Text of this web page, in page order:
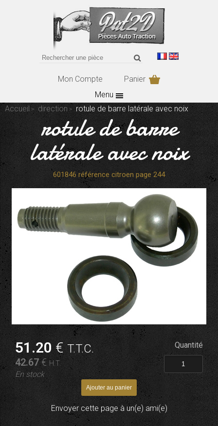
Mon Compte
Panier
Menu
Accueil
direction rotule de barre latérale avec noix
rotule de barre
latérale avec noix
601846 référence citroen page 244
51 .20 €T.T.C.
42.67€ H.T.
En stock
Quantité
Envoyer cette page à un(e) ami(e)